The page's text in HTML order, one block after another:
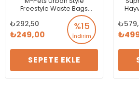
Freestyle Waste Bags
Dispenser Çöp Torbası
%15
İndirim
292,50
249,00
SEPETE EKLE